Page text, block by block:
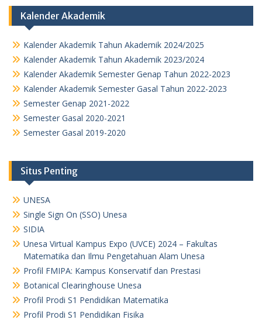
Kalender Akademik
Kalender Akademik Tahun Akademik 2024/2025
Kalender Akademik Tahun Akademik 2023/2024
Kalender Akademik Semester Genap Tahun 2022-2023
Kalender Akademik Semester Gasal Tahun 2022-2023
Semester Genap 2021-2022
Semester Gasal 2020-2021
Semester Gasal 2019-2020
Situs Penting
UNESA
Single Sign On (SSO) Unesa
SIDIA
Unesa Virtual Kampus Expo (UVCE) 2024 – Fakultas
Matematika dan Ilmu Pengetahuan Alam Unesa
Profil FMIPA: Kampus Konservatif dan Prestasi
Botanical Clearinghouse Unesa
Profil Prodi S1 Pendidikan Matematika
Profil Prodi S1 Pendidikan Fisika